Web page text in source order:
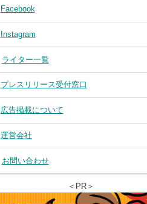
Facebook
Instagram
ライター一覧
プレスリリース受付窓口
広告掲載について
運営会社
お問い合わせ
＜PR＞